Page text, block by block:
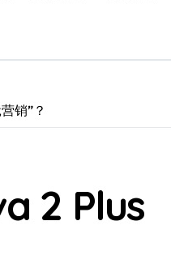
销”？
2 Plus